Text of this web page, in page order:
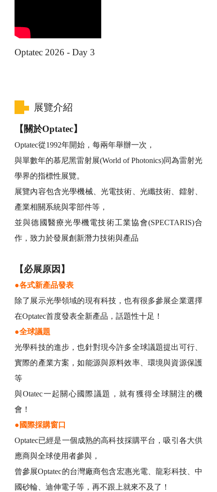
Optatec 2026 - Day 3
展覽介紹
【關於Optatec】
Optatec從1992年開始，每兩年舉辦一次，
與單數年的慕尼黑雷射展(World of Photonics)同為雷射光
學界的指標性展覽。
展覽內容包含光學機械、光電技術、光纖技術、鐳射、
產業相關系統與零部件等，
並與德國醫療光學機電技術工業協會(SPECTARIS)合
作，致力於發展創新潛力技術與產品
【必展原因】
●各式新產品發表
除了展示光學領域的現有科技，也有很多參展企業選擇
在Optatec首度發表全新產品，話題性十足！
●全球議題
光學科技的進步，也針對現今許多全球議題提出可行、
實際的產業方案，如能源與原料效率、環境與資源保護
等
與Otatec一起關心國際議題，就有獲得全球關注的機
會！
●國際採購窗口
Optatec已經是一個成熟的高科技採購平台，吸引各大供
應商與全球使用者參與，
曾參展Optatec的台灣廠商包含宏惠光電、龍彩科技、中
國砂輪、迪伸電子等， 再不跟上就來不及了！